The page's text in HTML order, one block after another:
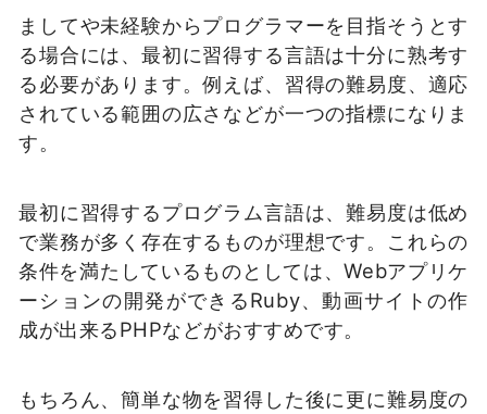
ましてや未経験からプログラマーを目指そうとす
る場合には、最初に習得する言語は十分に熟考す
る必要があります。例えば、習得の難易度、適応
されている範囲の広さなどが一つの指標になりま
す。
最初に習得するプログラム言語は、難易度は低め
で業務が多く存在するものが理想です。これらの
条件を満たしているものとしては、Webアプリケ
ーションの開発ができるRuby、動画サイトの作
成が出来るPHPなどがおすすめです。
もちろん、簡単な物を習得した後に更に難易度の